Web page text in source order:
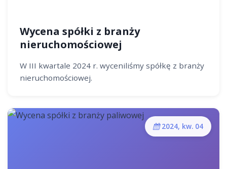
Wycena spółki z branży
nieruchomościowej
W III kwartale 2024 r. wyceniliśmy spółkę z branży
nieruchomościowej.
2024, kw. 04